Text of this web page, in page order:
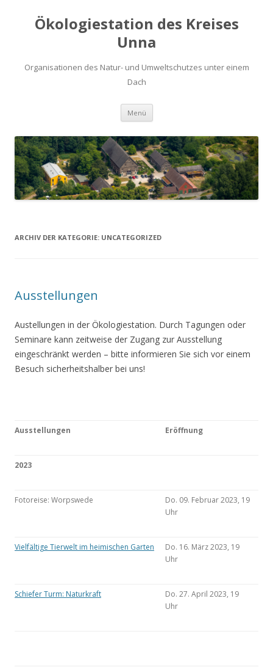
Ökologiestation des Kreises
Unna
Organisationen des Natur- und Umweltschutzes unter einem
Dach
Menü Zum
springen
ARCHIV DER KATEGORIE: UNCATEGORIZED
Ausstellungen
Austellungen in der Ökologiestation. Durch Tagungen oder
Seminare kann zeitweise der Zugang zur Ausstellung
eingeschränkt werden – bitte informieren Sie sich vor einem
Besuch sicherheitshalber bei uns!
Ausstellungen Eröffnung
2023
Fotoreise: Worpswede
Do. 09. Februar 2023, 19
Uhr
Vielfältige Tierwelt im heimischen Garten
Do. 16. März 2023, 19
Uhr
Schiefer Turm: Naturkraft
Do. 27. April 2023, 19
Uhr